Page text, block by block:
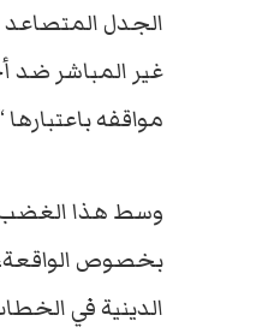
الجدل المتصاعد
غير المباشر ضد
مواقفه
وسط هذا الغضب
بخصوص الواقعة،
الدينية في